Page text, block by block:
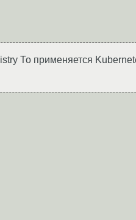
То применяется